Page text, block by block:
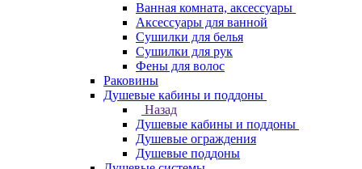
Ванная комната, аксессуары
Аксессуары для ванной
Сушилки для белья
Сушилки для рук
Фены для волос
Раковины
Душевые кабины и поддоны
Назад
Душевые кабины и поддоны
Душевые ограждения
Душевые поддоны